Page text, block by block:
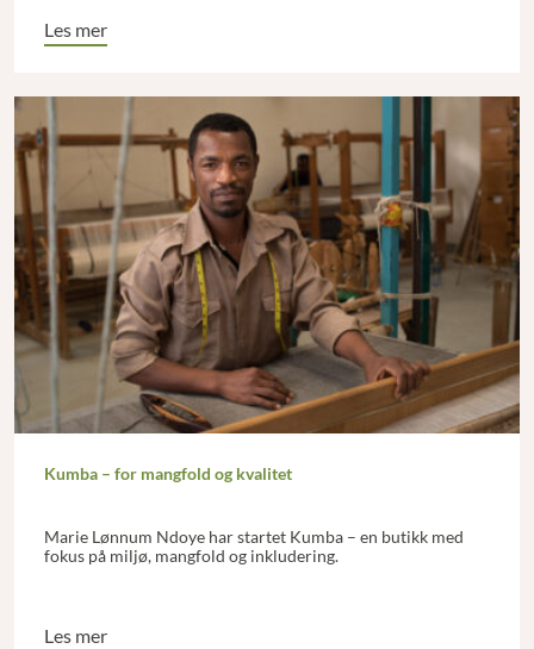
Les mer
Kumba – for mangfold og kvalitet
Marie Lønnum Ndoye har startet Kumba – en butikk med
fokus på miljø, mangfold og inkludering.
Les mer